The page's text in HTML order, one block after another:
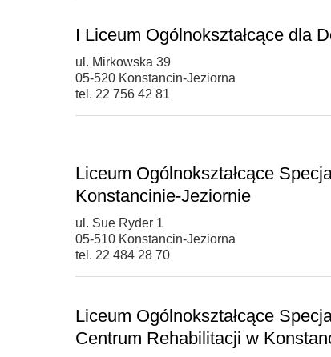
I Liceum Ogólnokształcące dla
ul. Mirkowska 39
05-520 Konstancin-Jeziorna
tel. 22 756 42 81
Liceum Ogólnokształcące
Konstancinie-Jeziornie
ul. Sue Ryder 1
05-510 Konstancin-Jeziorna
tel. 22 484 28 70
Liceum Ogólnokształcące
Centrum Rehabilitacji w